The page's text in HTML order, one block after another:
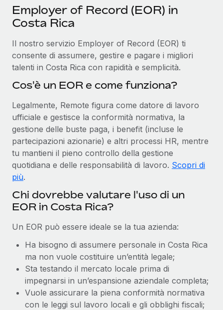
Employer of Record (EOR) in
Costa Rica
Il nostro servizio Employer of Record (EOR) ti
consente di assumere, gestire e pagare i migliori
talenti in Costa Rica con rapidità e semplicità.
Cos'è un EOR e come funziona?
Legalmente, Remote figura come datore di lavoro
ufficiale e gestisce la conformità normativa, la
gestione delle buste paga, i benefit (incluse le
partecipazioni azionarie) e altri processi HR, mentre
tu mantieni il pieno controllo della gestione
quotidiana e delle responsabilità di lavoro. Scopri di
più.
Chi dovrebbe valutare l'uso di un
EOR in Costa Rica?
Un EOR può essere ideale se la tua azienda:
Ha bisogno di assumere personale in Costa Rica
ma non vuole costituire un’entità legale;
Sta testando il mercato locale prima di
impegnarsi in un’espansione aziendale completa;
Vuole assicurare la piena conformità normativa
con le leggi sul lavoro locali e gli obblighi fiscali;